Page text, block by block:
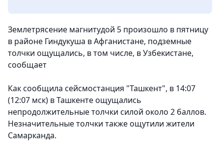
Землетрясение магнитудой 5 произошло в пятницу
в районе Гиндукуша в Афганистане, подземные
толчки ощущались, в том числе, в Узбекистане,
сообщает
Как сообщила сейсмостанция "Ташкент", в 14:07
(12:07 мск) в Ташкенте ощущались
непродолжительные толчки силой около 2 баллов.
Незначительные толчки также ощутили жители
Самарканда.